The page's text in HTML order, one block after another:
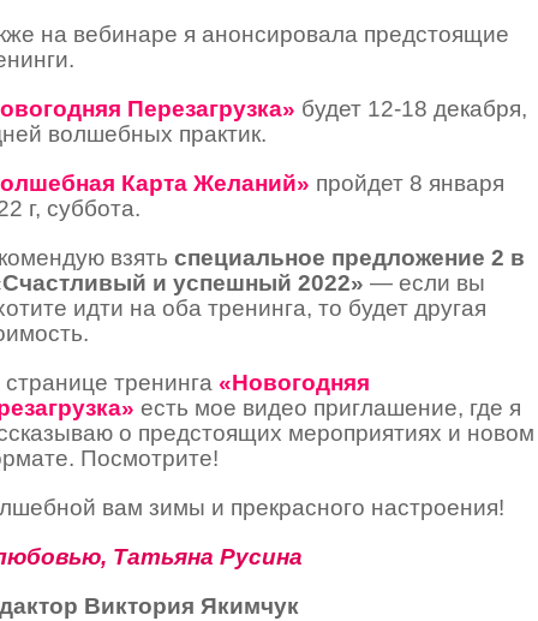
на вебинаре я анонсировала предстоящие
Перезагрузка» будет 12-18 декабря,
волшебных практик.
Карта Желаний» пройдет 8 января
г, суббота.
взять специальное предложение 2 в
и успешный 2022» — если вы
идти на оба тренинга, то будет другая
тренинга «Новогодняя
есть мое видео приглашение, где я
о предстоящих мероприятиях и новом
Посмотрите!
вам зимы и прекрасного настроения!
Татьяна Русина
Виктория Якимчук